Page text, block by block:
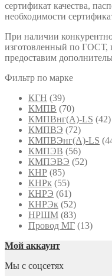
сертификат качества,
необходимости
При наличии
изготовленный по ГОСТ,
предоставим
Фильтр по марке
КГН (39)
КМПВ (70)
КМПВнг(А)-LS (42)
КМПВЭ (72)
КМПВЭнг(А)-LS
КМПЭВ (56)
КМПЭВЭ (52)
КНР (85)
КНРк (55)
КНРЭ (61)
КНРЭк (52)
НРШМ (83)
Провод МГ (13)
Мой аккаунт
Мы с соцсетях